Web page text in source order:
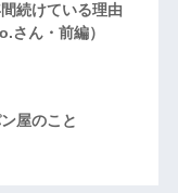
続けている理由
さん・前編）
屋のこと